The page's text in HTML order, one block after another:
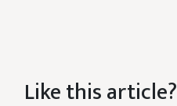
Like this article?